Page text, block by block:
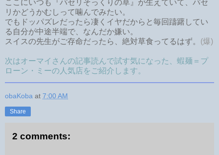
ここにいつも『パセリそっくりの草』が生えていて、パセ
リかどうかむしって噛んでみたい。
でもドッパズレだったら凄くイヤだからと毎回躊躇してい
る自分が中途半端で、なんだか嫌い。
スイスの先生がご存命だったら、絶対草食ってるはず。 (爆)
次はオーマイさんの記事読んで試す気になった、蝦麺＝プ
ローン・ミーの人気店をご紹介します。
obaKoba at 7:00 AM
Share
2 comments: